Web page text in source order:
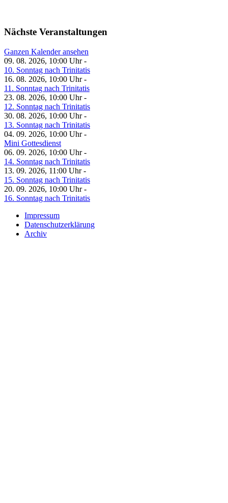
Nächste Veranstaltungen
Ganzen Kalender ansehen
09. 08. 2026, 10:00 Uhr -
10. Sonntag nach Trinitatis
16. 08. 2026, 10:00 Uhr -
11. Sonntag nach Trinitatis
23. 08. 2026, 10:00 Uhr -
12. Sonntag nach Trinitatis
30. 08. 2026, 10:00 Uhr -
13. Sonntag nach Trinitatis
04. 09. 2026, 10:00 Uhr -
Mini Gottesdienst
06. 09. 2026, 10:00 Uhr -
14. Sonntag nach Trinitatis
13. 09. 2026, 11:00 Uhr -
15. Sonntag nach Trinitatis
20. 09. 2026, 10:00 Uhr -
16. Sonntag nach Trinitatis
Impressum
Datenschutzerklärung
Archiv